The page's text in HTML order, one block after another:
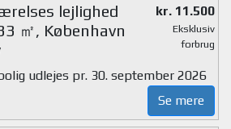
lejlighed
㎡, København
kr. 11.500
Eksklusiv
forbrug
udlejes pr. 30. september 2026
Se mere